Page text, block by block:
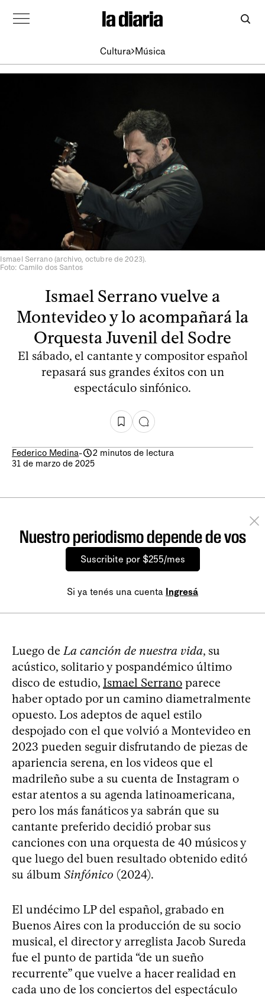
Cultura Música
Ismael Serrano (archivo, octubre de 2023).
Foto: Camilo dos Santos
Ismael Serrano vuelve a
Montevideo y lo acompañará la
Orquesta Juvenil del Sodre
El sábado, el cantante y compositor español
repasará sus grandes éxitos con un
espectáculo sinfónico.
Federico Medina-
2 minutos de lectura
31 de marzo de 2025
Nuestro periodismo depende de vos
Suscribite por $255/mes
Si ya tenés una cuenta Ingresá
Luego de La canción de nuestra vida, su
acústico, solitario y pospandémico último
disco de estudio, Ismael Serrano parece
haber optado por un camino diametralmente
opuesto. Los adeptos de aquel estilo
despojado con el que volvió a Montevideo en
2023 pueden seguir disfrutando de piezas de
apariencia serena, en los videos que el
madrileño sube a su cuenta de Instagram o
estar atentos a su agenda latinoamericana,
pero los más fanáticos ya sabrán que su
cantante preferido decidió probar sus
canciones con una orquesta de 40 músicos y
que luego del buen resultado obtenido editó
su álbum Sinfónico (2024).
El undécimo LP del español, grabado en
Buenos Aires con la producción de su socio
musical, el director y arreglista Jacob Sureda
fue el punto de partida “de un sueño
recurrente” que vuelve a hacer realidad en
cada uno de los conciertos del espectáculo